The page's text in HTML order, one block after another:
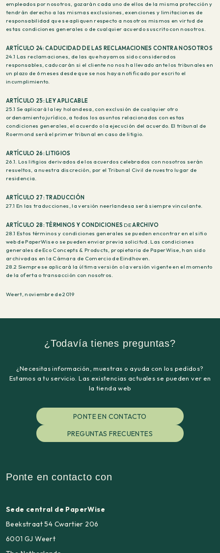
empleados por nosotros, gozarán cada uno de ellos de la misma protección y
tendrán derecho a las mismas exclusiones, exenciones y limitaciones de
responsabilidad que se apliquen respecto a nosotros mismos en virtud de
estas condiciones generales o de cualquier acuerdo suscrito con nosotros.
ARTÍCULO 24: CADUCIDAD DE LAS RECLAMACIONES CONTRA NOSOTROS
24.1 Las reclamaciones, de las que hayamos sido considerados
responsables, caducarán si el cliente no nos ha llevado ante los tribunales en
un plazo de 6 meses desde que se nos haya notificado por escrito el
incumplimiento.
ARTÍCULO 25: LEY APLICABLE
25.1 Se aplicará la ley holandesa, con exclusión de cualquier otro
ordenamiento jurídico, a todos los asuntos relacionados con estas
condiciones generales, el acuerdo o la ejecución del acuerdo. El tribunal de
Roermond será el primer tribunal en caso de litigio.
ARTÍCULO 26: LITIGIOS
26.1. Los litigios derivados de los acuerdos celebrados con nosotros serán
resueltos, a nuestra discreción, por el Tribunal Civil de nuestro lugar de
residencia.
ARTÍCULO 27: TRADUCCIÓN
27.1 En las traducciones, la versión neerlandesa será siempre vinculante.
ARTÍCULO 28: TÉRMINOS Y CONDICIONES DEARCHIVO
28.1 Estos términos y condiciones generales se pueden encontrar en el sitio
web de PaperWise o se pueden enviar previa solicitud. Las condiciones
generales de Eco Concepts & Products, propietaria de PaperWise, han sido
archivadas en la Cámara de Comercio de Eindhoven.
28.2 Siempre se aplicará la última versión o la versión vigente en el momento
de la oferta o transacción con nosotros.
Weert, noviembre de 2019
¿Todavía tienes preguntas?
¿Necesitas información, muestras o ayuda con los pedidos?
Estamos a tu servicio. Las existencias actuales se pueden ver en
la tienda web
PONTE EN CONTACTO
PREGUNTAS FRECUENTES
Ponte en contacto con
Sede central de PaperWise
Beekstraat 54 Cwartier 206
6001 GJ Weert